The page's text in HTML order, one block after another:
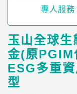
專人服務
玉山全球
金(原PGIM
ESG多重
型